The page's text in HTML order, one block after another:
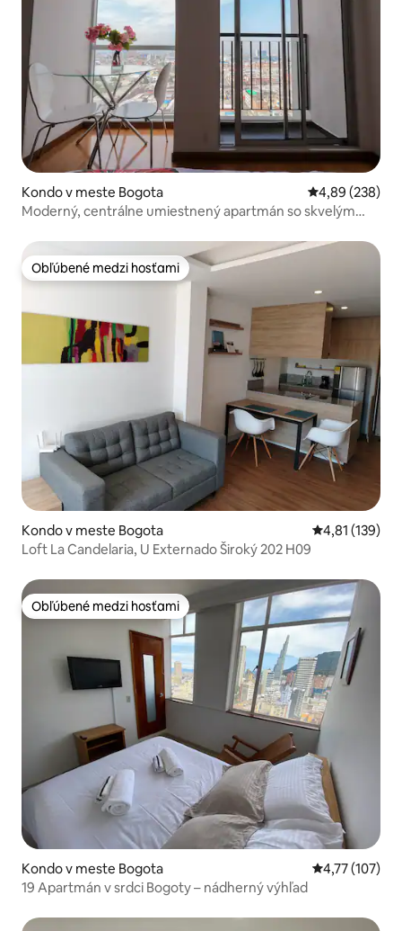
Kondo v meste Bogota Priemerné
4,89 (238)
Moderný, centrálne umiestnený apartmán so skvelým
Obľúbené medzi hosťami
Obľúbené medzi hosťami
Kondo v meste Bogota Priemerné
4,81 (139)
Loft La Candelaria, U Externado Široký 202 H09
Obľúbené medzi hosťami
Obľúbené medzi hosťami
Kondo v meste Bogota Priemerné
4,77 (107)
19 Apartmán v srdci Bogoty – nádherný výhľad